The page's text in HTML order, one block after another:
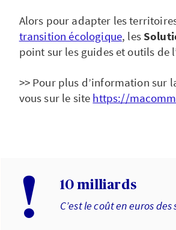
Alors pour adapter les
transition écologique, les
point sur les guides et outils de
>> Pour plus d’information sur
vous sur le site https://
! 10 milliards
C’est le coût en euros